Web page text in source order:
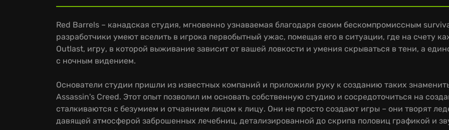
Red Barrels – канадская студия, мгновенно узнаваемая благодаря своим бескомпромиссным
разработчики умеют вселить в игрока первобытный ужас, помещая его в ситуации, где на счету
Outlast, игру, в которой выживание зависит от вашей ловкости и умения скрываться в тени, а
с ночным видением.
Основатели студии пришли из известных компаний и приложили руку к созданию таких
Assassin's Creed. Этот опыт позволил им основать собственную студию и сосредоточиться на
сталкиваются с безумием и отчаянием лицом к лицу. Они не просто создают игры – они творят
давящей атмосферой заброшенных лечебниц, детализированной до скрипа половиц графикой и